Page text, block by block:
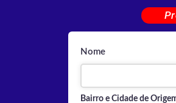
Nome
Bairro e Cidade de